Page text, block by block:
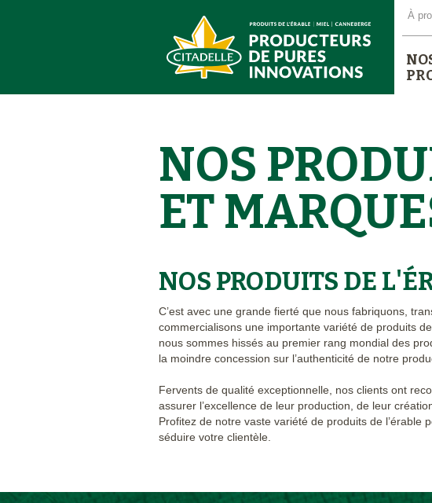
À
NOS
ET
NOS PRODUITS DE
C’est avec une grande fierté que nous fabriquons,
commercialisons une importante variété de produits
nous sommes hissés au premier rang mondial des
la moindre concession sur l’authenticité de notre
Fervents de qualité exceptionnelle, nos clients ont
assurer l’excellence de leur production, de leur
Profitez de notre vaste variété de produits de l’érable
séduire votre clientèle.